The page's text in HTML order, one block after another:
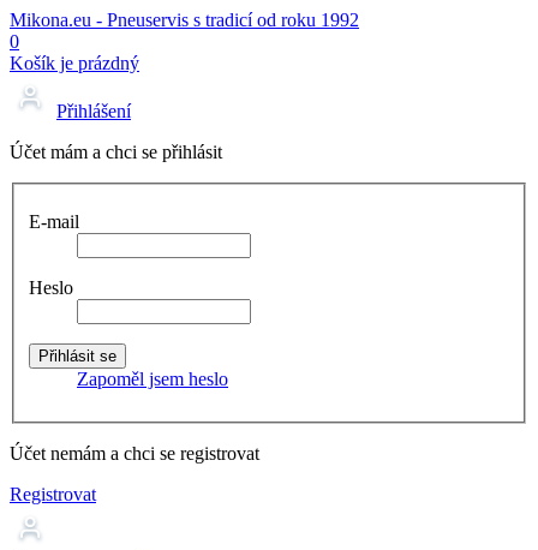
Mikona.eu - Pneuservis s tradicí od roku 1992
0
Košík je prázdný
Přihlášení
Účet mám a chci se přihlásit
E-mail
Heslo
Zapoměl jsem heslo
Účet nemám a chci se registrovat
Registrovat